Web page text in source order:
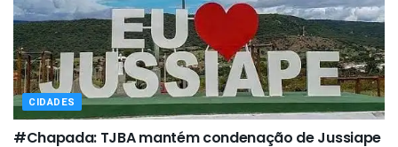
CIDADES
#Chapada: TJBA mantém condenação de Jussiape